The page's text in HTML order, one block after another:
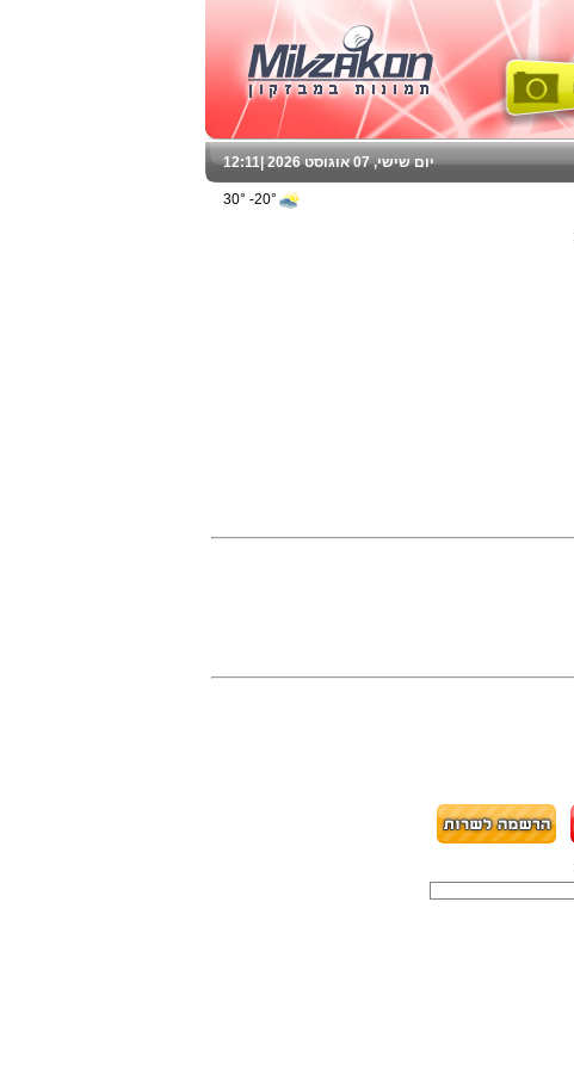
12:11 יום שישי, 07 אוגוסט 2026 |
20°- 30°